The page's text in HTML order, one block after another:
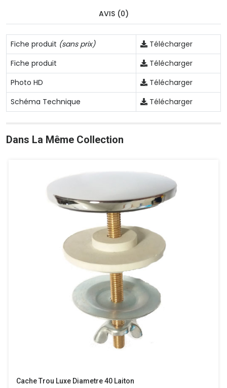
AVIS (0)
Fiche produit (sans prix)
Télécharger
Fiche produit
Télécharger
Photo HD
Télécharger
Schéma Technique
Télécharger
Dans La Même Collection
Cache Trou Luxe Diametre 40 Laiton